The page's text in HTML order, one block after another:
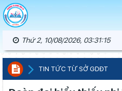
Thứ 2, 10/08/2026, 03:31:16
TIN TỨC TỪ SỞ GDĐT